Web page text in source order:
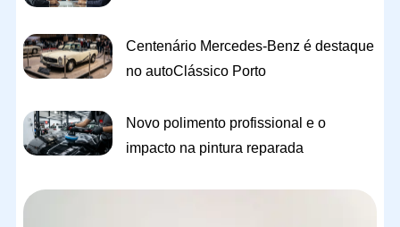
Centenário Mercedes-Benz é destaque
no autoClássico Porto
Novo polimento profissional e o
impacto na pintura reparada